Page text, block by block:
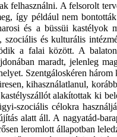
felhasználni. A felsorolt
így például nem
és a büssüi kastélyok
és kulturális
a falai között. A
maradt, jelenleg
Szentgáloskéren
kihasználatlanul,
alakítottak ki
szociális célokra
alatt áll. A nagyatád-
leromlott állapotban